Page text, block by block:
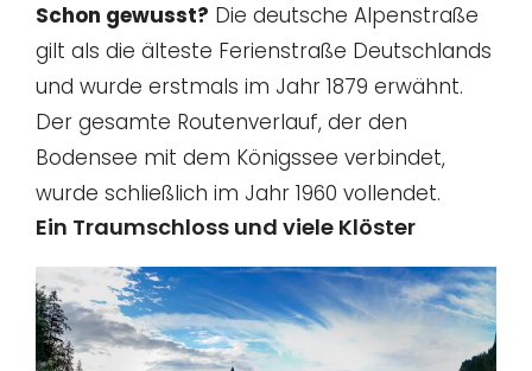
Schon gewusst? Die deutsche Alpenstraße
gilt als die älteste Ferienstraße Deutschlands
und wurde erstmals im Jahr 1879 erwähnt.
Der gesamte Routenverlauf, der den
Bodensee mit dem Königssee verbindet,
wurde schließlich im Jahr 1960 vollendet.
Ein Traumschloss und viele Klöster